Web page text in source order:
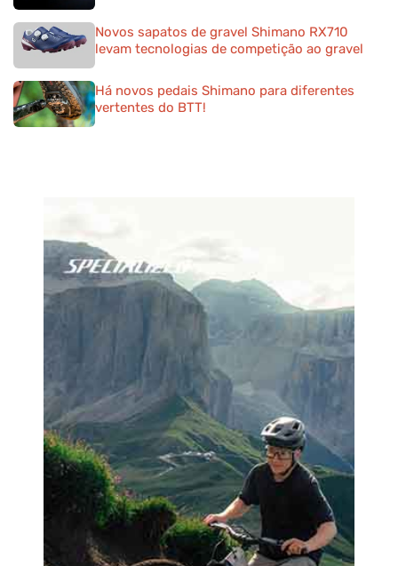
Novos sapatos de gravel Shimano RX710
levam tecnologias de competição ao gravel
Há novos pedais Shimano para diferentes
vertentes do BTT!